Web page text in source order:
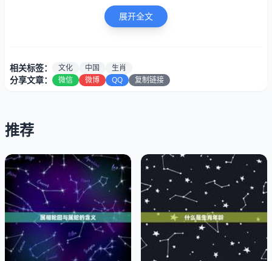
一、历史渊源
十二生肖的历史可以追溯到中国古代，据传说，它起源于黄
帝时期。当时，黄帝为了纪念十二位功勋的神兽，将它们作
展开全文
相关标签： 文化 中国 生肖
分享文章： 微信 微博 QQ 复制链接
推荐